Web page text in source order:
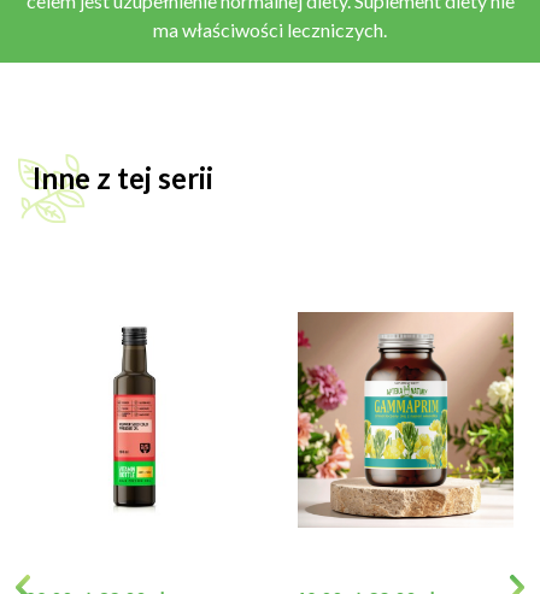
ma właściwości leczniczych.
Inne z tej serii